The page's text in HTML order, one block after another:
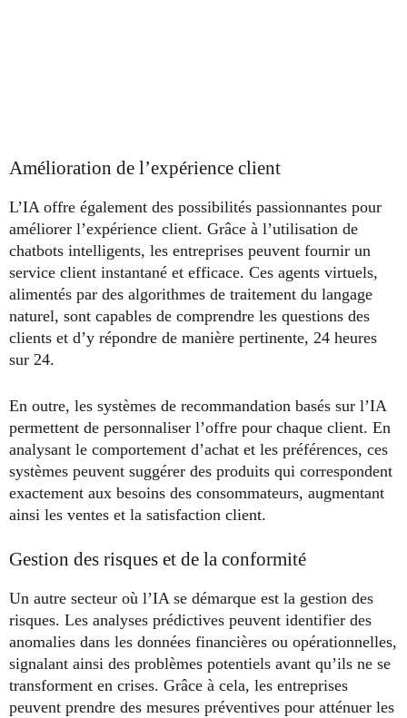
Amélioration de l’expérience client
L’IA offre également des possibilités passionnantes pour
améliorer l’expérience client. Grâce à l’utilisation de
chatbots intelligents, les entreprises peuvent fournir un
service client instantané et efficace. Ces agents virtuels,
alimentés par des algorithmes de traitement du langage
naturel, sont capables de comprendre les questions des
clients et d’y répondre de manière pertinente, 24 heures
sur 24.
En outre, les systèmes de recommandation basés sur l’IA
permettent de personnaliser l’offre pour chaque client. En
analysant le comportement d’achat et les préférences, ces
systèmes peuvent suggérer des produits qui correspondent
exactement aux besoins des consommateurs, augmentant
ainsi les ventes et la satisfaction client.
Gestion des risques et de la conformité
Un autre secteur où l’IA se démarque est la gestion des
risques. Les analyses prédictives peuvent identifier des
anomalies dans les données financières ou opérationnelles,
signalant ainsi des problèmes potentiels avant qu’ils ne se
transforment en crises. Grâce à cela, les entreprises
peuvent prendre des mesures préventives pour atténuer les